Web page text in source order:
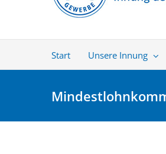
Start Unsere Innung